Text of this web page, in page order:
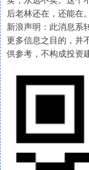
后老林还在，还能在
新浪声明：此消息系
更多信息之目的，并
供参考，不构成投资